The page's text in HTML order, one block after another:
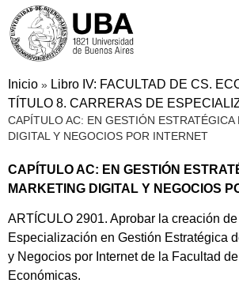
Inicio » Libro IV: FACULTAD DE CS.
TÍTULO 8. CARRERAS DE
CAPÍTULO AC: EN GESTIÓN ESTRATÉGICA
DIGITAL Y NEGOCIOS POR INTERNET
CAPÍTULO AC: EN GESTIÓN
MARKETING DIGITAL Y NEGOCIOS
ARTÍCULO 2901. Aprobar la creación
Especialización en Gestión Estratégica
y Negocios por Internet de la Facultad
Económicas.